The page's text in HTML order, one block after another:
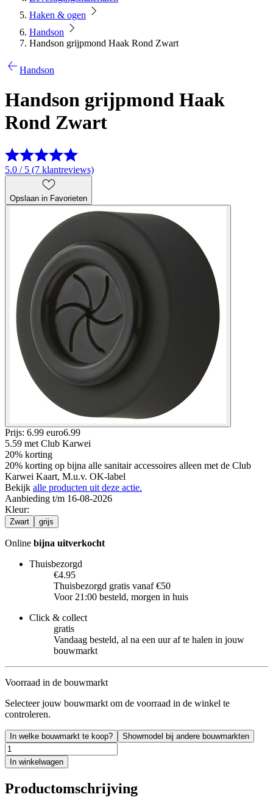
Haken & ogen
Handson
Handson grijpmond Haak Rond Zwart
Handson
Handson grijpmond Haak
Rond Zwart
5.0 / 5 (7 klantreviews)
Opslaan in Favorieten
Prijs: 6.99 euro6.99
5.59 met Club Karwei
20% korting
20% korting op bijna alle sanitair accessoires alleen met de Club
Karwei Kaart, M.u.v. OK-label
Bekijk alle producten uit deze actie.
Aanbieding t/m 16-08-2026
Kleur:
Zwart grijs
Online bijna uitverkocht
Thuisbezorgd
€4.95
Thuisbezorgd gratis vanaf €50
Voor 21:00 besteld, morgen in huis
Click & collect
gratis
Vandaag besteld, al na een uur af te halen in jouw
bouwmarkt
Voorraad in de bouwmarkt
Selecteer jouw bouwmarkt om de voorraad in de winkel te
controleren.
In welke bouwmarkt te koop? Showmodel bij andere bouwmarkten
In winkelwagen
Productomschrijving